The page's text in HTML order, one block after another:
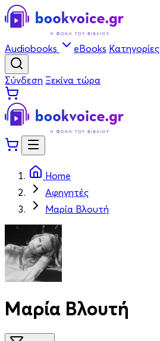
Audiobooks eBooks Κατηγορίες
Σύνδεση Ξεκίνα τώρα
Home
Αφηγητές
Μαρία Βλουτή
Μαρία Βλουτή